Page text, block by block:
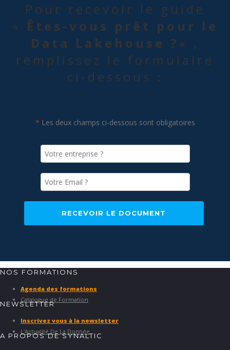
Pour recevoir le guide
« Êtes-vous prêt pour le
Data Lakehouse ? « ,
remplissez le formulaire
ci-dessous :
* Les deux champs ci-dessous sont obligatoires
RECEVOIR LE DOCUMENT
NOS FORMATIONS
Agenda des formations
Catalogue de Formation
NEWSLETTER
Inscrivez vous à la newsletter
L’Actualité De La Donnée
A PROPOS DE SYNALTIC